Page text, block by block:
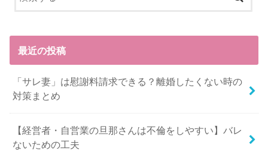
最近の投稿
「サレ妻」は慰謝料請求できる？離婚したくない時の
対策まとめ
【経営者・自営業の旦那さんは不倫をしやすい】バレ
ないための工夫